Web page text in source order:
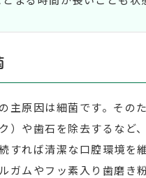
主原因は細菌です。その
）や歯石を除去するなど
すれば清潔な口腔環境を
ガムやフッ素入り歯磨き